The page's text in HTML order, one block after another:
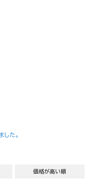
した。
価格が高い順